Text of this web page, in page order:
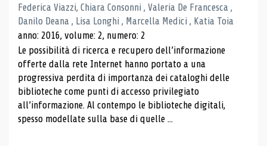
Federica Viazzi, Chiara Consonni , Valeria De Francesca ,
Danilo Deana , Lisa Longhi , Marcella Medici , Katia Toia
anno: 2016, volume: 2, numero: 2
Le possibilità di ricerca e recupero dell’informazione
offerte dalla rete Internet hanno portato a una
progressiva perdita di importanza dei cataloghi delle
biblioteche come punti di accesso privilegiato
all’informazione. Al contempo le biblioteche digitali,
spesso modellate sulla base di quelle ...